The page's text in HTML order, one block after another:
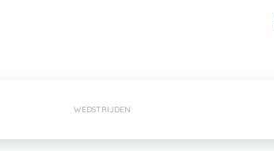
WEDSTRIJDEN